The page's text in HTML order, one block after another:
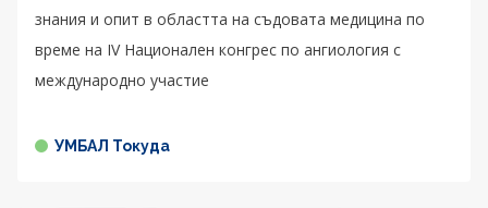
знания и опит в областта на съдовата медицина по
време на IV Национален конгрес по ангиология с
международно участие
УМБАЛ Токуда